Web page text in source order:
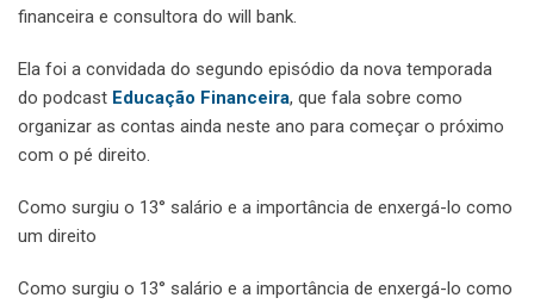
financeira e consultora do will bank.
Ela foi a convidada do segundo episódio da nova temporada
do podcast Educação Financeira, que fala sobre como
organizar as contas ainda neste ano para começar o próximo
com o pé direito.
Como surgiu o 13° salário e a importância de enxergá-lo como
um direito
Como surgiu o 13° salário e a importância de enxergá-lo como